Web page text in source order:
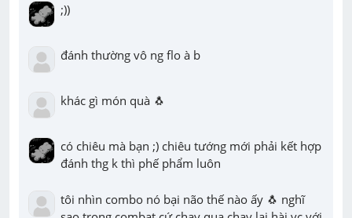
;))
đánh thường vô ng flo à b
khác gì món quà 🐧
có chiêu mà bạn ;) chiêu tướng mới phải kết hợp
đánh thg k thì phế phẩm luôn
tôi nhìn combo nó bại não thế nào ấy 🐧 nghĩ